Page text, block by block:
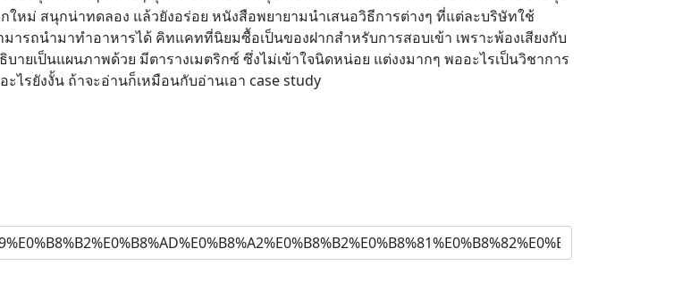
หม่ สนุกน่าทดลอง แล้วยังอร่อย หนังสือพยายามนำเสนอวิธีการต่างๆ ที่แต่ละบริษัทใช้
รถนำมาทำอาหารได้ คิทแคทที่นิยมซื้อเป็นของฝากสำหรับการสอบเข้า เพราะพ้องเสียงกับ
ยเป็นแผนภาพด้วย มีตารางเมตริกซ์ ซึ่งไม่เข้าใจนิดหน่อย แต่งงมากๆ พออะไรเป็นวิชาการ
รยังงั้น ถ้าจะอ่านก็เหมือนกับอ่านเอา case study